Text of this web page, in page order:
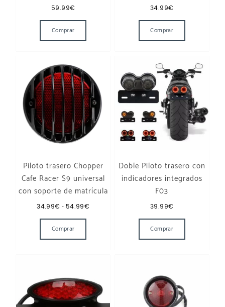
59.99€
Comprar
34.99€
Comprar
Este producto
Piloto trasero Chopper
Cafe Racer S9 universal
con soporte de matrícula
34.99€ - 54.99€ Rango de precios: desde 34.99€ hasta 54.99€
Comprar
Este producto tiene múltiples variantes. Las
Doble Piloto trasero con
indicadores integrados
F03
39.99€
Comprar
Este producto